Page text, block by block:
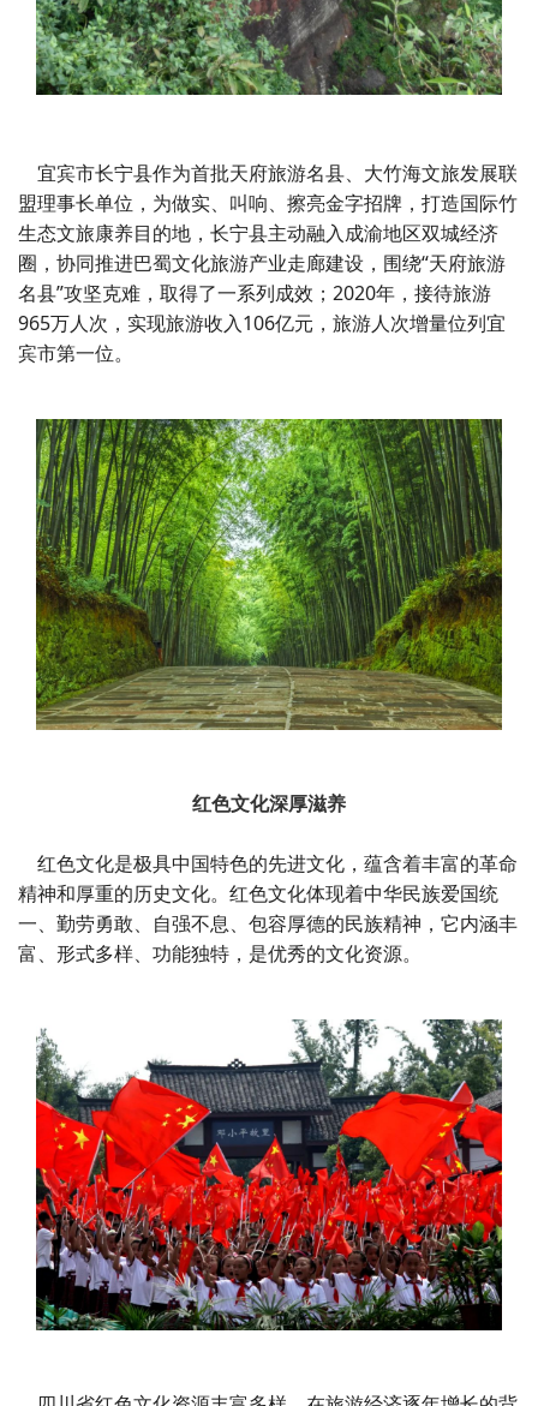
宜宾市长宁县作为首批天府旅游名县、大竹海文旅发展联
盟理事长单位，为做实、叫响、擦亮金字招牌，打造国际竹
生态文旅康养目的地，长宁县主动融入成渝地区双城经济
圈，协同推进巴蜀文化旅游产业走廊建设，围绕“天府旅游
名县”攻坚克难，取得了一系列成效；2020年，接待旅游
965万人次，实现旅游收入106亿元，旅游人次增量位列宜
宾市第一位。
红色文化深厚滋养
红色文化是极具中国特色的先进文化，蕴含着丰富的革命
精神和厚重的历史文化。红色文化体现着中华民族爱国统
一、勤劳勇敢、自强不息、包容厚德的民族精神，它内涵丰
富、形式多样、功能独特，是优秀的文化资源。